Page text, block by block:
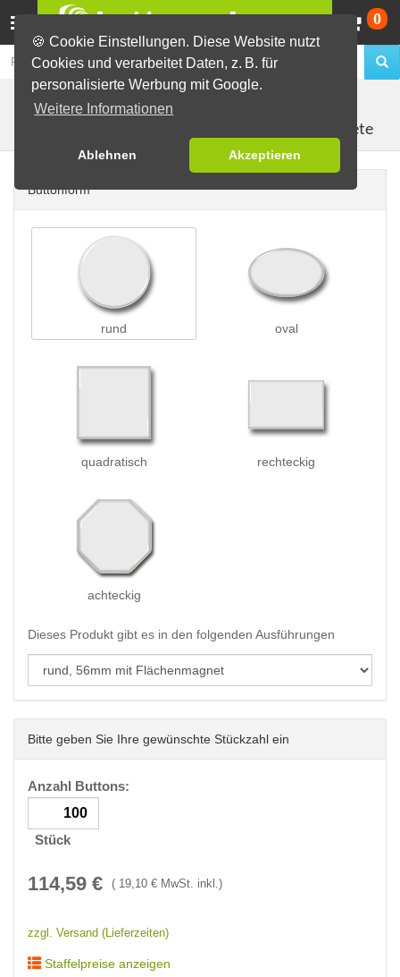
🍪 Cookie Einstellungen. Diese Website nutzt
Cookies und verarbeitet Daten, z. B. für
personalisierte Werbung mit Google.
Weitere Informationen
Ablehnen Akzeptieren
0
Buttons erstellen Magnetbuttons
Kühlschrankmagnete
Buttonform
rund oval
quadratisch rechteckig
achteckig
Dieses Produkt gibt es in den folgenden Ausführungen
Bitte geben Sie Ihre gewünschte Stückzahl ein
Anzahl Buttons:
Stück
114,59 € ( 19,10 € MwSt. inkl.)
zzgl. Versand (Lieferzeiten)
Staffelpreise anzeigen